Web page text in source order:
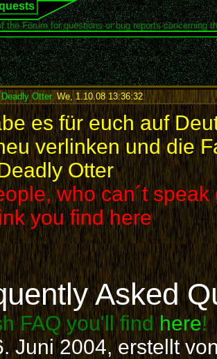
the Forum for questions or bug reports concerning
Otter, We, 1.10.08 13:36:32:
es für euch auf
verlinken und die
Otter
who can´t
you find here
Asked
FAQ you'll findhere!
Juni 2004, erstellt